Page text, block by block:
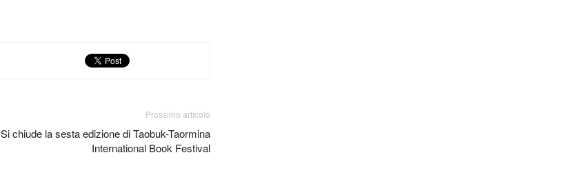
Prossimo articolo
Si chiude la sesta edizione di Taobuk-Taormina
International Book Festival